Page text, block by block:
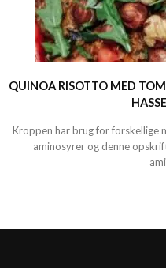
QUINOA RISOTTO MED
Kroppen har brug for forskellige
aminosyrer og denne